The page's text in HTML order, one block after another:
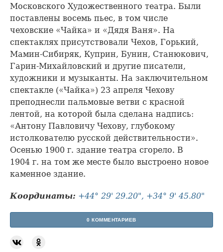
Московского Художественного театра. Были
поставлены восемь пьес, в том числе
чеховские «Чайка» и «Дядя Ваня». На
спектаклях присутствовали Чехов, Горький,
Мамин-Сибиряк, Куприн, Бунин, Станюкович,
Гарин-Михайловский и другие писатели,
художники и музыканты. На заключительном
спектакле («Чайка») 23 апреля Чехову
преподнесли пальмовые ветви с красной
лентой, на которой была сделана надпись:
«Антону Павловичу Чехову, глубокому
истолкователю русской действительности».
Осенью 1900 г. здание театра сгорело. В
1904 г. на том же месте было выстроено новое
каменное здание.
Координаты: +44° 29' 29.20", +34° 9' 45.80"
0 КОММЕНТАРИЕВ